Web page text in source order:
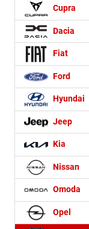
Cupra
Dacia
Fiat
Ford
Hyundai
Jeep
Kia
Nissan
Omoda
Opel